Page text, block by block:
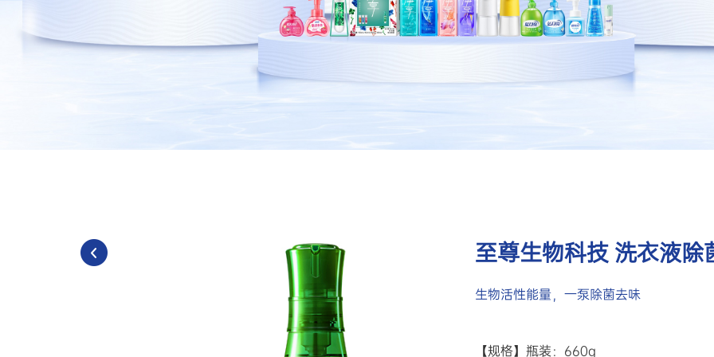
至尊生物科技 洗衣液除
生物活性能量，一泵除菌去味
【规格】瓶装：660g